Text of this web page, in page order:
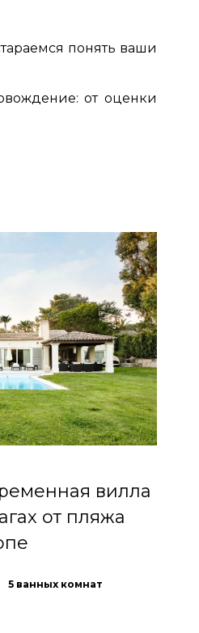
понять ваши
от оценки
вилла
от пляжа
5 ванных комнат